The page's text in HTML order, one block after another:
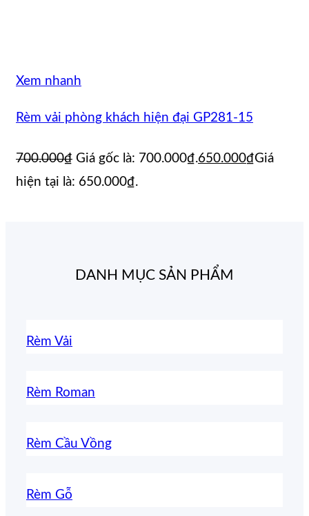
Xem nhanh
Rèm vải phòng khách hiện đại GP281-15
700.000₫ Giá gốc là: 700.000₫.650.000₫Giá
hiện tại là: 650.000₫.
DANH MỤC SẢN PHẨM
Rèm Vải
Rèm Roman
Rèm Cầu Vồng
Rèm Gỗ